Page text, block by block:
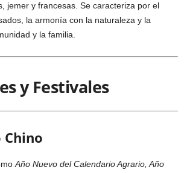
jemer y francesas. Se caracteriza por el
la armonía con la naturaleza y la
y la familia.
y Festivales
Chino
Año Nuevo del Calendario Agrario, Año